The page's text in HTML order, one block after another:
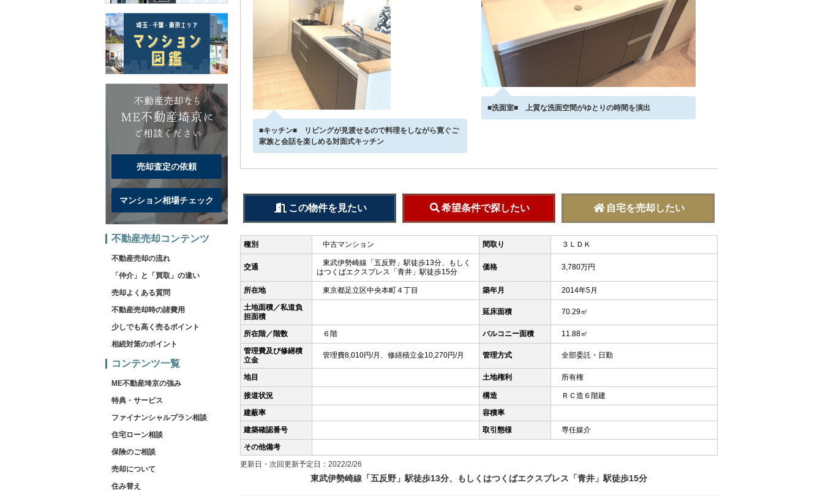
■キッチン■ リビングが見渡せるので料理をしながら寛ぐご
家族と会話を楽しめる対面式キッチン
■洗面室■ 上質な洗面空間がゆとりの時間を演出
この物件を見たい 希望条件で探したい 自宅を売却したい
種別 中古マンション 間取り ３ＬＤＫ
交通
東武伊勢崎線「五反野」駅徒歩13分、もしく
はつくばエクスプレス「青井」駅徒歩15分
価格 3,780万円
所在地 東京都足立区中央本町４丁目 築年月
2014年5月
土地面積／私道負
担面積
延床面積 70.29㎡
所在階／階数 ６階 バルコニー面積
11.88㎡
管理費及び修繕積
立金
管理費8,010円/月、修繕積立金10,270円/月 管理方式 全部委託・日勤
地目 土地権利 所有権
接道状況 構造
ＲＣ造６階建
建蔽率
容積率
建築確認番号
取引態様
専任媒介
その他備考
更新日・次回更新予定日：2022/2/26
東武伊勢崎線「五反野」駅徒歩13分、もしくはつくばエクスプレス「青井」駅徒歩15分
売却査定の依頼
マンション相場チェック
不動産売却コンテンツ
不動産売却の流れ
「仲介」と「買取」の違い
売却よくある質問
不動産売却時の諸費用
少しでも高く売るポイント
相続対策のポイント
コンテンツ一覧
ME不動産埼京の強み
特典・サービス
ファイナンシャルプラン相談
住宅ローン相談
保険のご相談
売却について
住み替え